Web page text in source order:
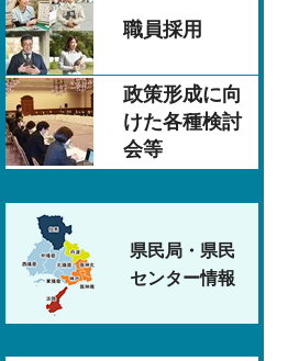
職員採用
政策形成に向
けた各種検討
会等
県民局・県民
センター情報